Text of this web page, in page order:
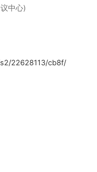
中心)
22628113/cb8f/